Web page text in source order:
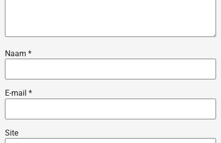
Naam *
E-mail *
Site